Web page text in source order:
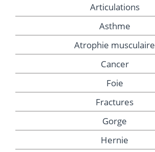
Articulations
Asthme
Atrophie musculaire
Cancer
Foie
Fractures
Gorge
Hernie